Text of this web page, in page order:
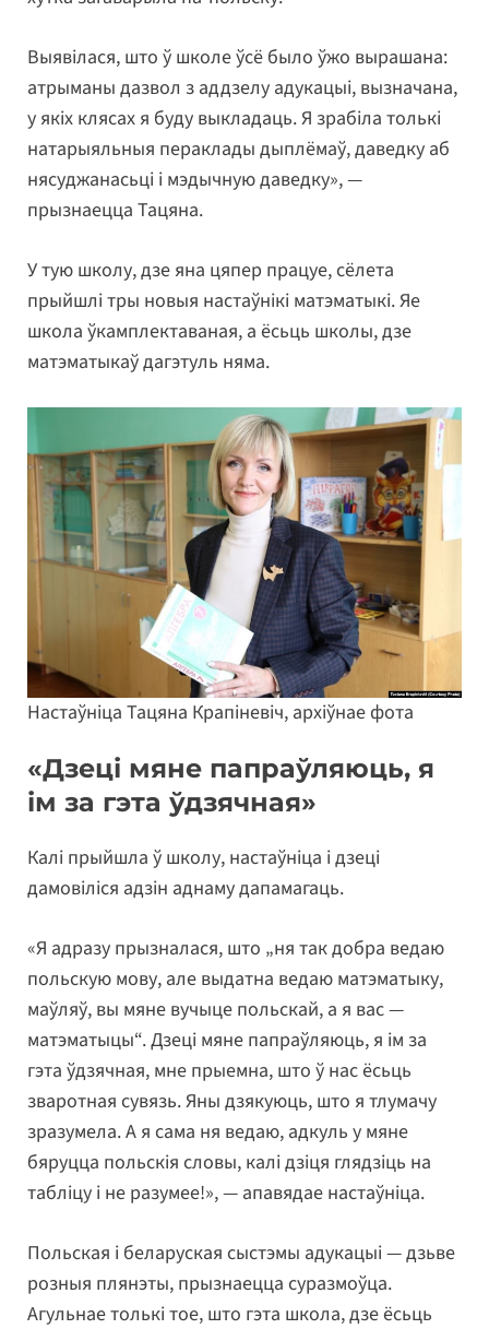
Выявілася, што ў школе ўсё было ўжо вырашана:
атрыманы дазвол з аддзелу адукацыі, вызначана,
у якіх клясах я буду выкладаць. Я зрабіла толькі
натарыяльныя пераклады дыплёмаў, даведку аб
нясуджанасьці і мэдычную даведку», —
прызнаецца Тацяна.
У тую школу, дзе яна цяпер працуе, сёлета
прыйшлі тры новыя настаўнікі матэматыкі. Яе
школа ўкамплектаваная, а ёсьць школы, дзе
матэматыкаў дагэтуль няма.
Настаўніца Тацяна Крапіневіч, архіўнае фота
«Дзеці мяне папраўляюць, я
ім за гэта ўдзячная»
Калі прыйшла ў школу, настаўніца і дзеці
дамовіліся адзін аднаму дапамагаць.
«Я адразу прызналася, што „ня так добра ведаю
польскую мову, але выдатна ведаю матэматыку,
маўляў, вы мяне вучыце польскай, а я вас —
матэматыцы“. Дзеці мяне папраўляюць, я ім за
гэта ўдзячная, мне прыемна, што ў нас ёсьць
зваротная сувязь. Яны дзякуюць, што я тлумачу
зразумела. А я сама ня ведаю, адкуль у мяне
бяруцца польскія словы, калі дзіця глядзіць на
табліцу і не разумее!», — апавядае настаўніца.
Польская і беларуская сыстэмы адукацыі — дзьве
розныя плянэты, прызнаецца суразмоўца.
Агульнае толькі тое, што гэта школа, дзе ёсьць